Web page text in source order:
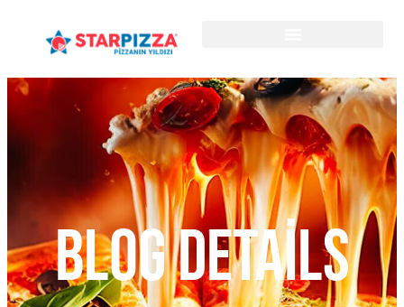
BLOG DETAILS